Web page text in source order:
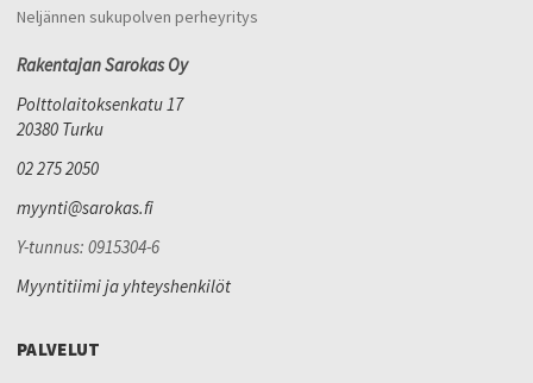
Neljännen sukupolven perheyritys
Rakentajan Sarokas Oy
Polttolaitoksenkatu 17
20380 Turku
02 275 2050
myynti@sarokas.fi
Y-tunnus: 0915304-6
Myyntitiimi ja yhteyshenkilöt
PALVELUT